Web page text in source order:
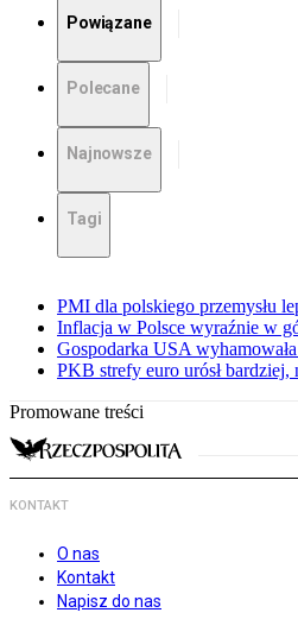
Powiązane
Polecane
Najnowsze
Tagi
PMI dla polskiego przemysłu
Inflacja w Polsce wyraźnie w
Gospodarka USA
PKB strefy euro urósł bardziej,
Promowane treści
KONTAKT
O nas
Kontakt
Napisz do nas